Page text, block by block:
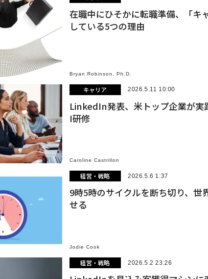
在職中にひそかに転職準備、「キ
している5つの理由
Bryan Robinson, Ph.D.
キャリア 2026.5.11 10:00
LinkedIn発表、米トップ企業が実
I研修
Caroline Castrillon
経営・戦略 2026.5.6 1:37
9時5時のサイクルを断ち切り、世
せる
Jodie Cook
経営・戦略 2026.5.2 23:26